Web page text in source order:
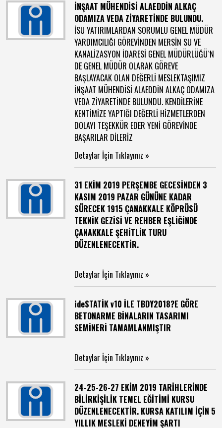
İNŞAAT MÜHENDİSİ ALAEDDİN ALKAÇ
ODAMIZA VEDA ZİYARETİNDE BULUNDU.
İSU YATIRIMLARDAN SORUMLU GENEL MÜDÜR
YARDIMCILIĞI GÖREVİNDEN MERSİN SU VE
KANALİZASYON İDARESİ GENEL MÜDÜRLÜĞÜ`N
DE GENEL MÜDÜR OLARAK GÖREVE
BAŞLAYACAK OLAN DEĞERLİ MESLEKTAŞIMIZ
İNŞAAT MÜHENDİSİ ALAEDDİN ALKAÇ ODAMIZA
VEDA ZİYARETİNDE BULUNDU. KENDİLERİNE
KENTİMİZE YAPTIĞI DEĞERLİ HİZMETLERDEN
DOLAYI TEŞEKKÜR EDER YENİ GÖREVİNDE
BAŞARILAR DİLERİZ
Detaylar İçin Tıklayınız »
31 EKİM 2019 PERŞEMBE GECESİNDEN 3
KASIM 2019 PAZAR GÜNÜNE KADAR
SÜRECEK 1915 ÇANAKKALE KÖPRÜSÜ
TEKNİK GEZİSİ VE REHBER EŞLİĞİNDE
ÇANAKKALE ŞEHİTLİK TURU
DÜZENLENECEKTİR.
Detaylar İçin Tıklayınız »
ideSTATİK v10 İLE TBDY2018?E GÖRE
BETONARME BİNALARIN TASARIMI
SEMİNERİ TAMAMLANMIŞTIR
Detaylar İçin Tıklayınız »
24-25-26-27 EKİM 2019 TARİHLERİNDE
BİLİRKİŞİLİK TEMEL EĞİTİMİ KURSU
DÜZENLENECEKTİR. KURSA KATILIM İÇİN 5
YILLIK MESLEKİ DENEYİM ŞARTI